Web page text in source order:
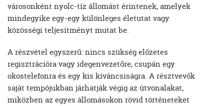
városonként nyolc-tíz állomást érintenek, amelyek
mindegyike egy-egy különleges életutat vagy
közösségi teljesítményt mutat be.
A részvétel egyszerű: nincs szükség előzetes
regisztrációra vagy idegenvezetőre, csupán egy
okostelefonra és egy kis kíváncsiságra. A résztvevők
saját tempójukban járhatják végig az útvonalakat,
miközben az egyes állomásokon rövid történeteket